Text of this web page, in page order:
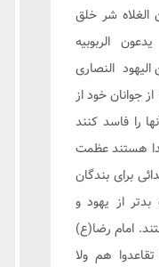
الغلاه شر خلق
الربوبیه
الیهود النصاری
و الذین اشرکوا"(31)؛ از جوانان خود از
را فاسد کنند
هستند عظمت
برای بندگان
از یهود و
امام رضا(ع)
هم ولا